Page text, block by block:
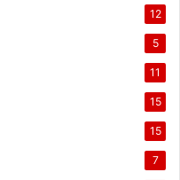
12
5
11
15
15
7